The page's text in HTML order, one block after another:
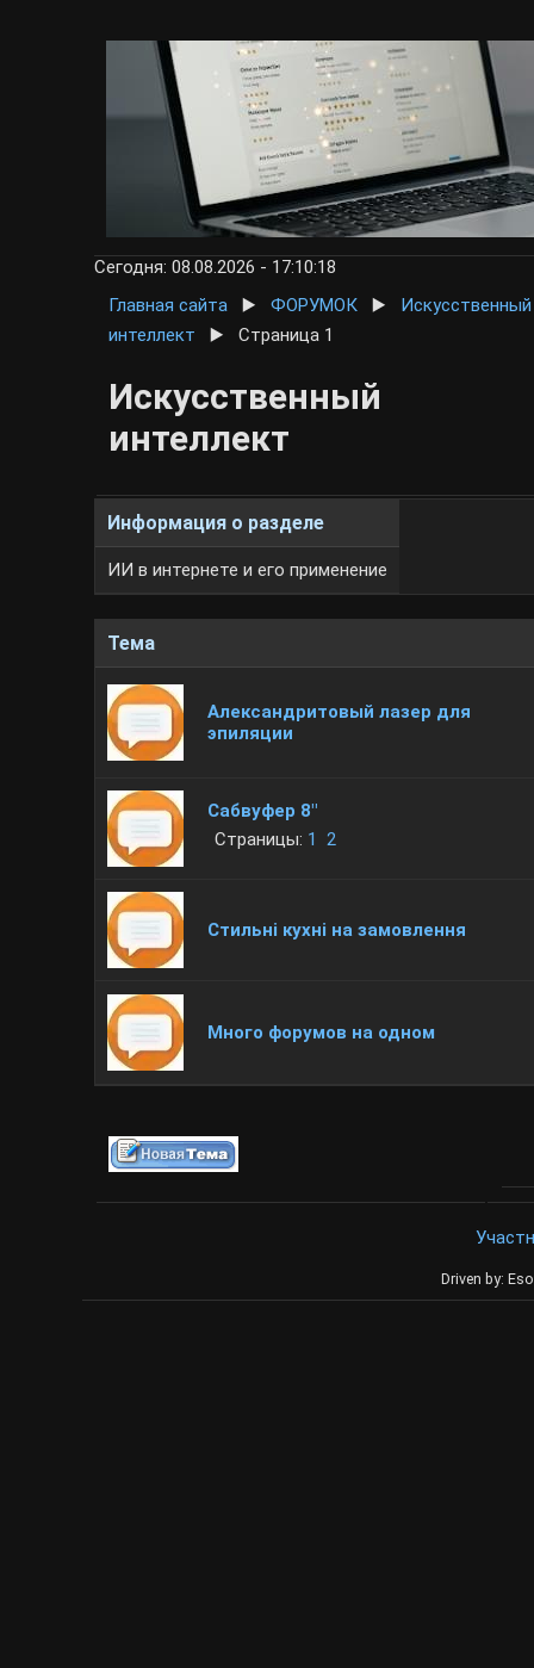
Сегодня: 08.08.2026 - 17:10:18
Главная сайта
▶️ФОРУМОК ▶️ Искусственный
интеллект
▶️Страница 1
Искусственный
интеллект
Информация о разделе
ИИ в интернете и его применение
Тема
Александритовый лазер для
эпиляции
Сабвуфер 8"
Страницы: 1 2
Стильні кухні на замовлення
Много форумов на одном
Driven by: